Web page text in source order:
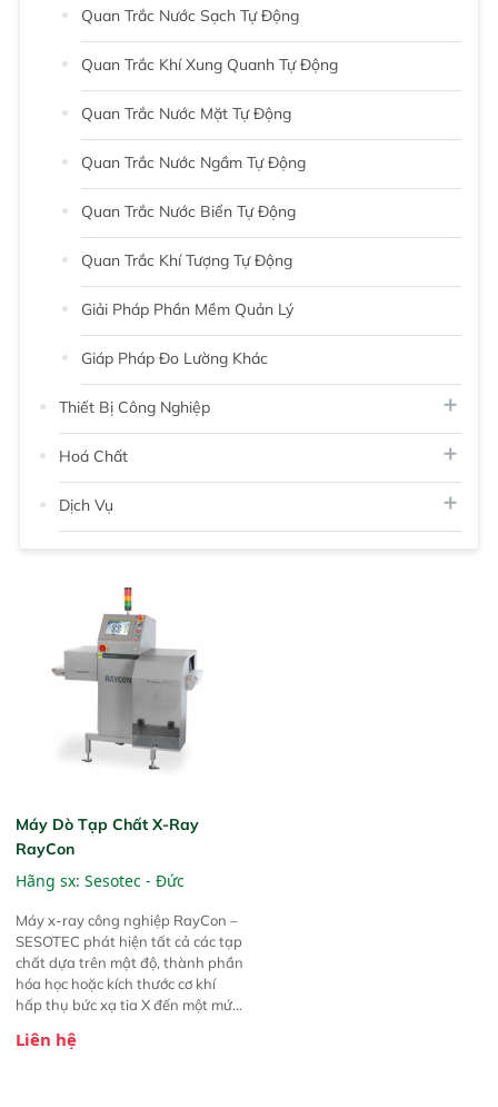
Quan Trắc Nước Sạch Tự Động
Quan Trắc Khí Xung Quanh Tự Động
Quan Trắc Nước Mặt Tự Động
Quan Trắc Nước Ngầm Tự Động
Quan Trắc Nước Biển Tự Động
Quan Trắc Khí Tượng Tự Động
Giải Pháp Phần Mềm Quản Lý
Giáp Pháp Đo Lường Khác
Thiết Bị Công Nghiệp
Hoá Chất
Dịch Vụ
Máy Dò Tạp Chất X-Ray
RayCon
Hãng sx: Sesotec - Đức
Máy x-ray công nghiệp RayCon –
SESOTEC phát hiện tất cả các tạp
chất dựa trên mật độ, thành phần
hóa học hoặc kích thước cơ khí
hấp thụ bức xạ tia X đến một mức
phẩm xung quanh.
Liên hệ